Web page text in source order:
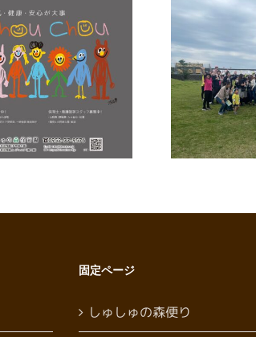
令和8年度 親子遠足
固定ページ
しゅしゅの森便り